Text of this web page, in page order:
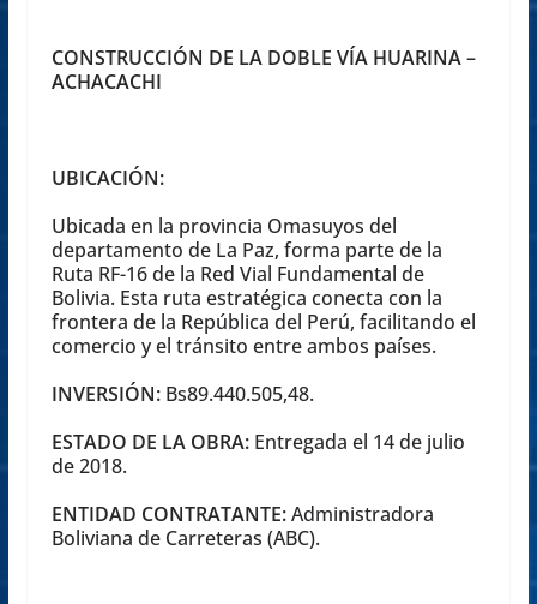
CONSTRUCCIÓN DE LA DOBLE VÍA HUARINA –
ACHACACHI
UBICACIÓN:
Ubicada en la provincia Omasuyos del
departamento de La Paz, forma parte de la
Ruta RF-16 de la Red Vial Fundamental de
Bolivia. Esta ruta estratégica conecta con la
frontera de la República del Perú, facilitando el
comercio y el tránsito entre ambos países.
INVERSIÓN:Bs89.440.505,48.
ESTADO DE LA OBRA:Entregada el 14 de julio
de 2018.
ENTIDAD CONTRATANTE:Administradora
Boliviana de Carreteras (ABC).